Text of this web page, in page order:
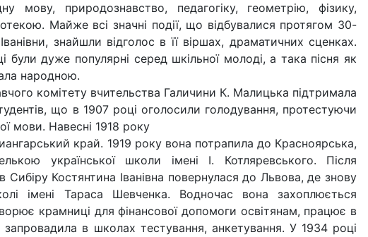
мову, природознавство, педагогіку, геометрію, фізику,
Майже всі значні події, що відбувалися протягом 30-
знайшли відголос в її віршах, драматичних сценках.
були дуже популярні серед шкільної молоді, а така пісня як
народною.
комітету вчительства Галичини К. Малицька підтримала
що в 1907 році оголосили голодування, протестуючи
мови. Навесні 1918 року
край. 1919 року вона потрапила до Красноярська,
української школи імені І. Котляревського. Після
Сибіру Костянтина Іванівна повернулася до Львова, де знову
імені Тараса Шевченка. Водночас вона захоплюється
крамниці для фінансової допомоги освітянам, працює в
запровадила в школах тестування, анкетування. У 1934 році